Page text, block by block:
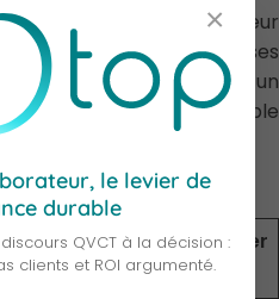
exige de l’employeur
et adapté de ses
d’impact cesse d’être un
devenir un véritable
devant un tribunal :
Cas B — Dossier
probatoire
×
le levier de
durable
QVCT à la décision :
clients et ROI argumenté.